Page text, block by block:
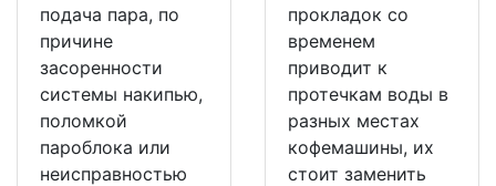
подача пара, по
причине
засоренности
системы накипью,
поломкой
пароблока или
неисправностью
прокладок со
временем
приводит к
протечкам воды в
разных местах
кофемашины, их
стоит заменить